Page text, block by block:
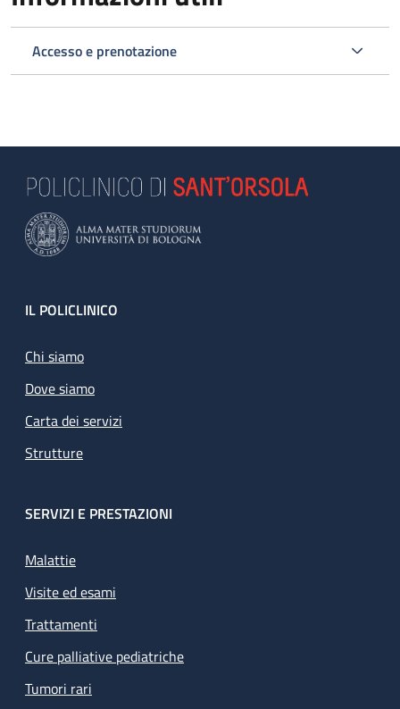
Accesso e prenotazione
Footer
IL POLICLINICO
Chi siamo
Dove siamo
Carta dei servizi
Strutture
SERVIZI E PRESTAZIONI
Malattie
Visite ed esami
Trattamenti
Cure palliative pediatriche
Tumori rari